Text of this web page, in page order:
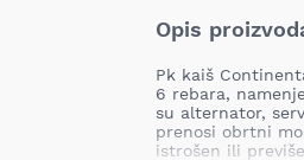
Opis
Pk kaiš
6 rebara,
su alternator,
prenosi obrtni
istrošen ili